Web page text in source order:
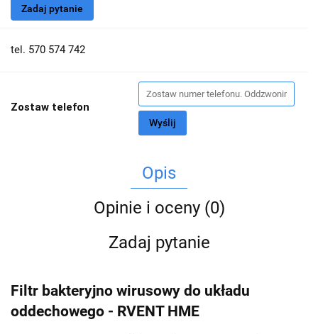
Zadaj pytanie
tel. 570 574 742
Zostaw telefon
Wyślij
Opis
Opinie i oceny (0)
Zadaj pytanie
Filtr bakteryjno wirusowy do układu
oddechowego - RVENT HME